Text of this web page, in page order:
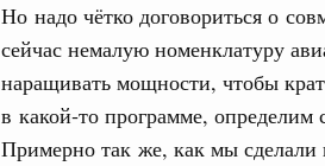
Но надо чётко договориться о
сейчас немалую номенклатуру
наращивать мощности, чтобы
в какой‑то программе, определим
Примерно так же, как мы сделали